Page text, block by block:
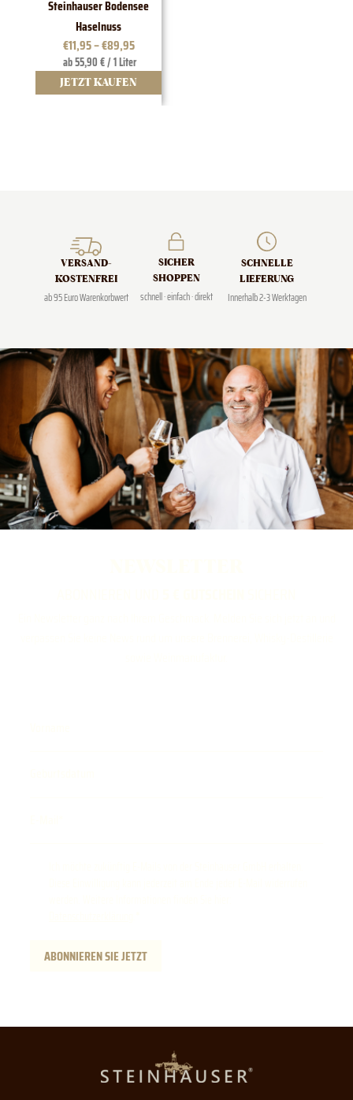
Steinhauser Bodensee
Haselnuss
€11,95–€89,95
ab 55,90 € / 1 Liter
JETZT KAUFEN
VERSAND­
KOSTENFREI
ab 95 Euro Warenkorbwert
SICHER
SHOPPEN
schnell · einfach · direkt
SCHNELLE
LIEFERUNG
Innerhalb 2-3 Werktagen
ABONNIEREN SIE JETZT